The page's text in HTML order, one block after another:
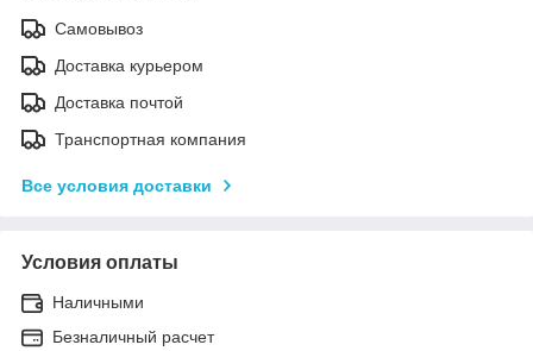
Самовывоз
Доставка курьером
Доставка почтой
Транспортная компания
Все условия доставки
Условия оплаты
Наличными
Безналичный расчет